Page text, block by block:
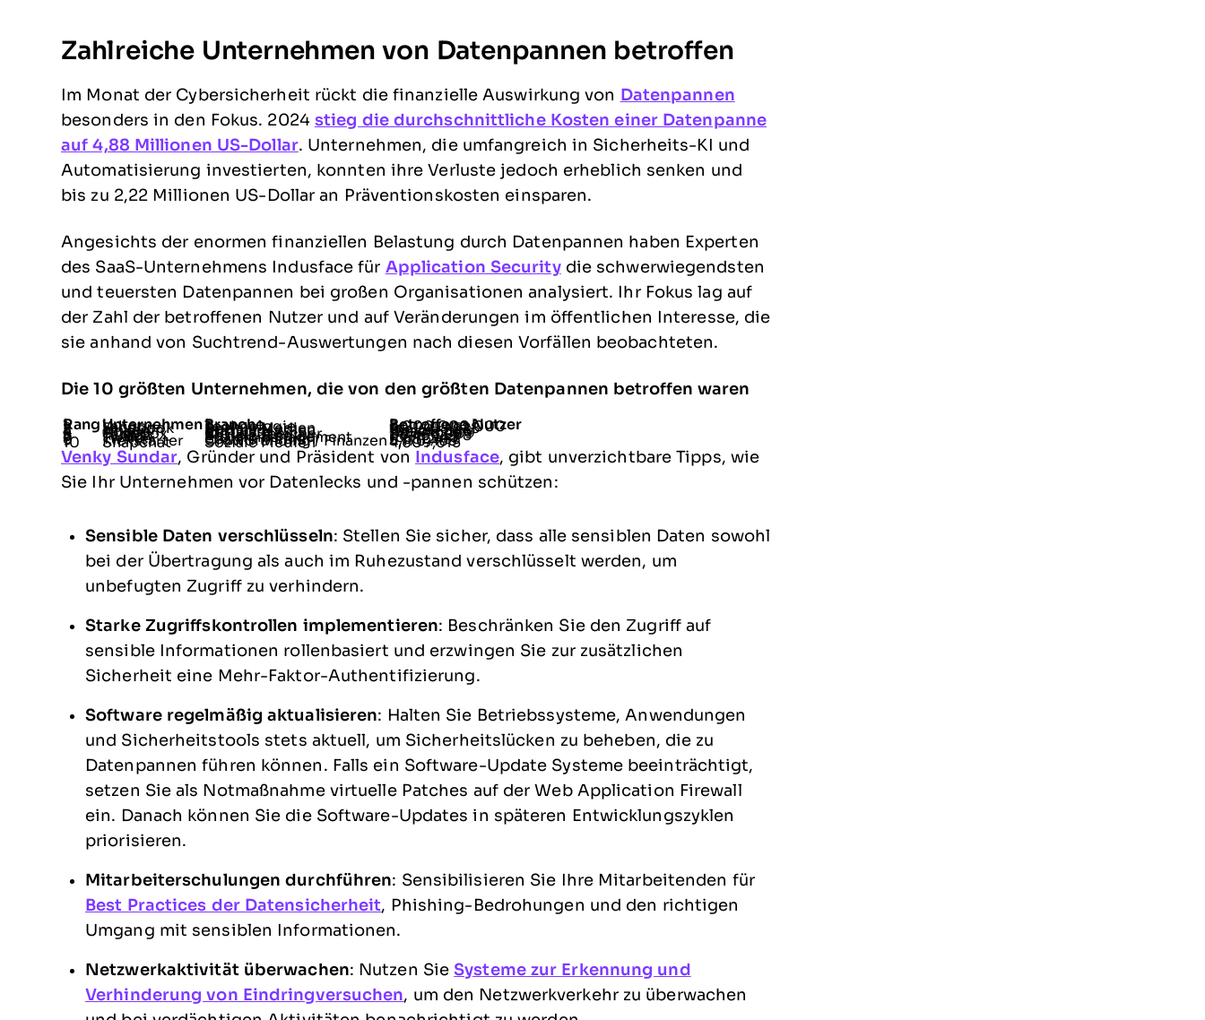
Zahlreiche Unternehmen von Datenpannen betroffen
Im Monat der Cybersicherheit rückt die finanzielle Auswirkung von Datenpannen
besonders in den Fokus. 2024 stieg die durchschnittliche Kosten einer Datenpanne
auf 4,88 Millionen US-Dollar. Unternehmen, die umfangreich in Sicherheits-KI und
Automatisierung investierten, konnten ihre Verluste jedoch erheblich senken und
bis zu 2,22 Millionen US-Dollar an Präventionskosten einsparen.
Angesichts der enormen finanziellen Belastung durch Datenpannen haben Experten
des SaaS-Unternehmens Indusface für Application Securitydie schwerwiegendsten
und teuersten Datenpannen bei großen Organisationen analysiert. Ihr Fokus lag auf
der Zahl der betroffenen Nutzer und auf Veränderungen im öffentlichen Interesse, die
sie anhand von Suchtrend-Auswertungen nach diesen Vorfällen beobachteten.
Die 10 größten Unternehmen, die von den größten Datenpannen betroffen waren
RangUnternehmenBranche Betroffene Nutzer
1 Yahoo Technologie 3,000,000,000
2 Facebook Soziale Medien 509,458,528
3 LinkedIn Soziale Medien 164,611,595
4 Adobe Software 152,445,165
5 Dropbox Cloud-Speicher 68,648,009
6 Tumblr Soziale Medien 65,469,298
7 Trello Projektmanagement 15,111,945
8 Twitter Soziale Medien 6,682,453
9 Kickstarter Crowdfunding / Finanzen5,176,463
10 Snapchat Soziale Medien 4,609,615
Venky Sundar, Gründer und Präsident von Indusface, gibt unverzichtbare Tipps, wie
Sie Ihr Unternehmen vor Datenlecks und -pannen schützen:
Sensible Daten verschlüsseln: Stellen Sie sicher, dass alle sensiblen Daten sowohl
bei der Übertragung als auch im Ruhezustand verschlüsselt werden, um
unbefugten Zugriff zu verhindern.
Starke Zugriffskontrollen implementieren: Beschränken Sie den Zugriff auf
sensible Informationen rollenbasiert und erzwingen Sie zur zusätzlichen
Sicherheit eine Mehr-Faktor-Authentifizierung.
Software regelmäßig aktualisieren: Halten Sie Betriebssysteme, Anwendungen
und Sicherheitstools stets aktuell, um Sicherheitslücken zu beheben, die zu
Datenpannen führen können. Falls ein Software-Update Systeme beeinträchtigt,
setzen Sie als Notmaßnahme virtuelle Patches auf der Web Application Firewall
ein. Danach können Sie die Software-Updates in späteren Entwicklungszyklen
priorisieren.
Mitarbeiterschulungen durchführen: Sensibilisieren Sie Ihre Mitarbeitenden für
Best Practices der Datensicherheit, Phishing-Bedrohungen und den richtigen
Umgang mit sensiblen Informationen.
Netzwerkaktivität überwachen: Nutzen SieSysteme zur Erkennung und
Verhinderung von Eindringversuchen, um den Netzwerkverkehr zu überwachen